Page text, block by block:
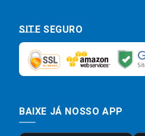
SITE SEGURO
BAIXE JÁ NOSSO APP